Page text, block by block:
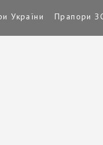
України Прапори